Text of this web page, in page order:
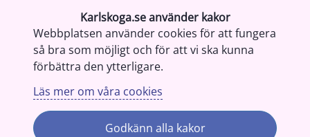
Karlskoga.se använder kakor
Webbplatsen använder cookies för att fungera
så bra som möjligt och för att vi ska kunna
förbättra den ytterligare.
Läs mer om våra cookies
Godkänn alla kakor